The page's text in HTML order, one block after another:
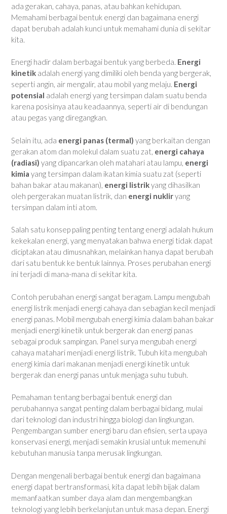
ada gerakan, cahaya, panas, atau bahkan kehidupan.
Memahami berbagai bentuk energi dan bagaimana energi
dapat berubah adalah kunci untuk memahami dunia di sekitar
kita.
Energi hadir dalam berbagai bentuk yang berbeda. Energi
kinetik adalah energi yang dimiliki oleh benda yang bergerak,
seperti angin, air mengalir, atau mobil yang melaju. Energi
potensial adalah energi yang tersimpan dalam suatu benda
karena posisinya atau keadaannya, seperti air di bendungan
atau pegas yang diregangkan.
Selain itu, ada energi panas (termal) yang berkaitan dengan
gerakan atom dan molekul dalam suatu zat, energi cahaya
(radiasi) yang dipancarkan oleh matahari atau lampu, energi
kimia yang tersimpan dalam ikatan kimia suatu zat (seperti
bahan bakar atau makanan), energi listrikyang dihasilkan
oleh pergerakan muatan listrik, dan energi nukliryang
tersimpan dalam inti atom.
Salah satu konsep paling penting tentang energi adalah hukum
kekekalan energi, yang menyatakan bahwa energi tidak dapat
diciptakan atau dimusnahkan, melainkan hanya dapat berubah
dari satu bentuk ke bentuk lainnya. Proses perubahan energi
ini terjadi di mana-mana di sekitar kita.
Contoh perubahan energi sangat beragam. Lampu mengubah
energi listrik menjadi energi cahaya dan sebagian kecil menjadi
energi panas. Mobil mengubah energi kimia dalam bahan bakar
menjadi energi kinetik untuk bergerak dan energi panas
sebagai produk sampingan. Panel surya mengubah energi
cahaya matahari menjadi energi listrik. Tubuh kita mengubah
energi kimia dari makanan menjadi energi kinetik untuk
bergerak dan energi panas untuk menjaga suhu tubuh.
Pemahaman tentang berbagai bentuk energi dan
perubahannya sangat penting dalam berbagai bidang, mulai
dari teknologi dan industri hingga biologi dan lingkungan.
Pengembangan sumber energi baru dan efisien, serta upaya
konservasi energi, menjadi semakin krusial untuk memenuhi
kebutuhan manusia tanpa merusak lingkungan.
Dengan mengenali berbagai bentuk energi dan bagaimana
energi dapat bertransformasi, kita dapat lebih bijak dalam
memanfaatkan sumber daya alam dan mengembangkan
teknologi yang lebih berkelanjutan untuk masa depan. Energi